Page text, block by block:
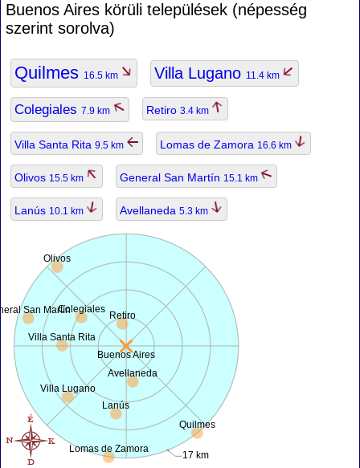
Buenos Aires körüli települések (népesség
szerint sorolva)
Quilmes 16.5 km Villa Lugano 11.4 km
Colegiales 7.9 km Retiro 3.4 km
Villa Santa Rita 9.5 km Lomas de Zamora 16.6 km
Olivos 15.5 km General San Martín 15.1 km
Lanús 10.1 km Avellaneda 5.3 km
Buenos Aires
17 km
Quilmes
Villa Lugano
Colegiales
Retiro
Villa Santa Rita
Lomas de Zamora
Olivos
San Martín
Lanús
Avellaneda